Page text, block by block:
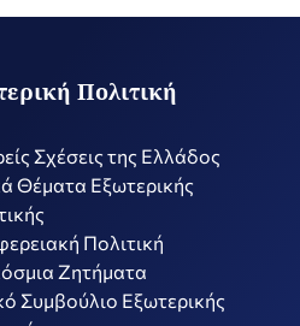
Πολιτική
Σχέσεις της Ελλάδος
Θέματα Εξωτερικής
Πολιτική
Ζητήματα
Συμβούλιο Εξωτερικής